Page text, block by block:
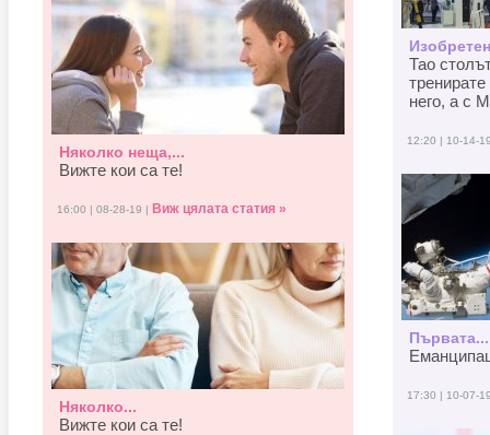
Няколко неща,...
Вижте кои са те!
16:00 | 08-28-19 | Виж цялата статия »
Няколко...
Вижте кои са те!
Тао
него, а с
12:20 | 10-14-
Първата...
17:30 | 10-07-